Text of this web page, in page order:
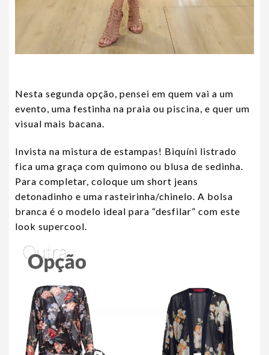
Nesta segunda opção, pensei em quem vai a um
evento, uma festinha na praia ou piscina, e quer um
visual mais bacana.
Invista na mistura de estampas! Biquíni listrado
fica uma graça com quimono ou blusa de sedinha.
Para completar, coloque um short jeans
detonadinho e uma rasteirinha/chinelo. A bolsa
branca é o modelo ideal para “desfilar” com este
look supercool.